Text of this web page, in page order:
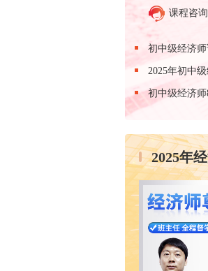
课程咨询
初中级经济
2025年初中
初中级经济
2025年